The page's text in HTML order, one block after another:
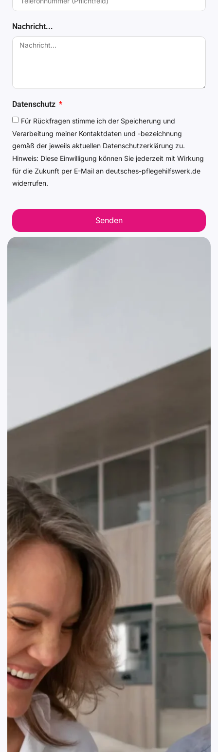
Nachricht...
Datenschutz
Für Rückfragen stimme ich der Speicherung und
Verarbeitung meiner Kontaktdaten und -bezeichnung
gemäß der jeweils aktuellen Datenschutzerklärung zu.
Hinweis: Diese Einwilligung können Sie jederzeit mit Wirkung
für die Zukunft per E-Mail an deutsches-pflegehilfswerk.de
widerrufen.
Senden